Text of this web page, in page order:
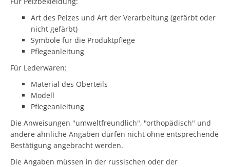
Art des Pelzes und Art der Verarbeitung (gefärbt oder
nicht gefärbt)
Symbole für die Produktpflege
Pflegeanleitung
Für Lederwaren:
Material des Oberteils
Modell
Pflegeanleitung
Die Anweisungen "umweltfreundlich", "orthopädisch" und
andere ähnliche Angaben dürfen nicht ohne entsprechende
Bestätigung angebracht werden.
Die Angaben müssen in der russischen oder der